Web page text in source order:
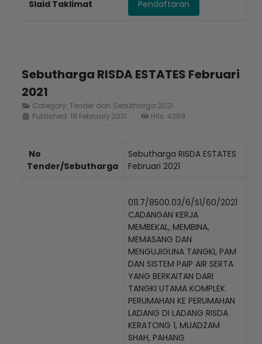
Slaid Taklimat Pendaftaran
Sebutharga RISDA ESTATES Februari
2021
Category: Tender dan Sebutharga 2021
Published: 18 February 2021
Hits: 4289
No
Tender/Sebutharga
Sebutharga RISDA ESTATES
Februari 2021
011.7/8500.03/6/S1/60/2021
CADANGAN KERJA
MEMBEKAL, MEMBINA,
MEMASANG DAN
MENGUJIGUNA TANGKI, PAM
DAN SISTEM PAIP AIR SERTA
YANG BERKAITAN DARI
TANGKI UTAMA KOMPLEK
PERUMAHAN KE PERUMAHAN
LADANG DI LADANG RISDA
KERATONG 1, MUADZAM
SHAH, PAHANG